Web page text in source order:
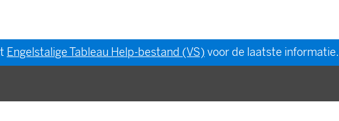
Engelstalige Tableau Help-bestand (VS) voor de laatste informatie.